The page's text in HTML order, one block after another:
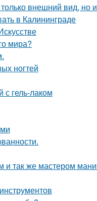
внешний вид, но
в Калининграде
мира?
ногтей
с гель-лаком
и так же мастером